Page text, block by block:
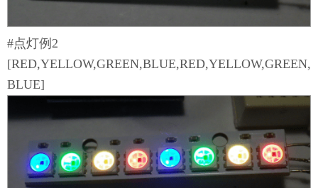
#点灯例2
[RED,YELLOW,GREEN,BLUE,RED,YELLOW,GREEN,
BLUE]